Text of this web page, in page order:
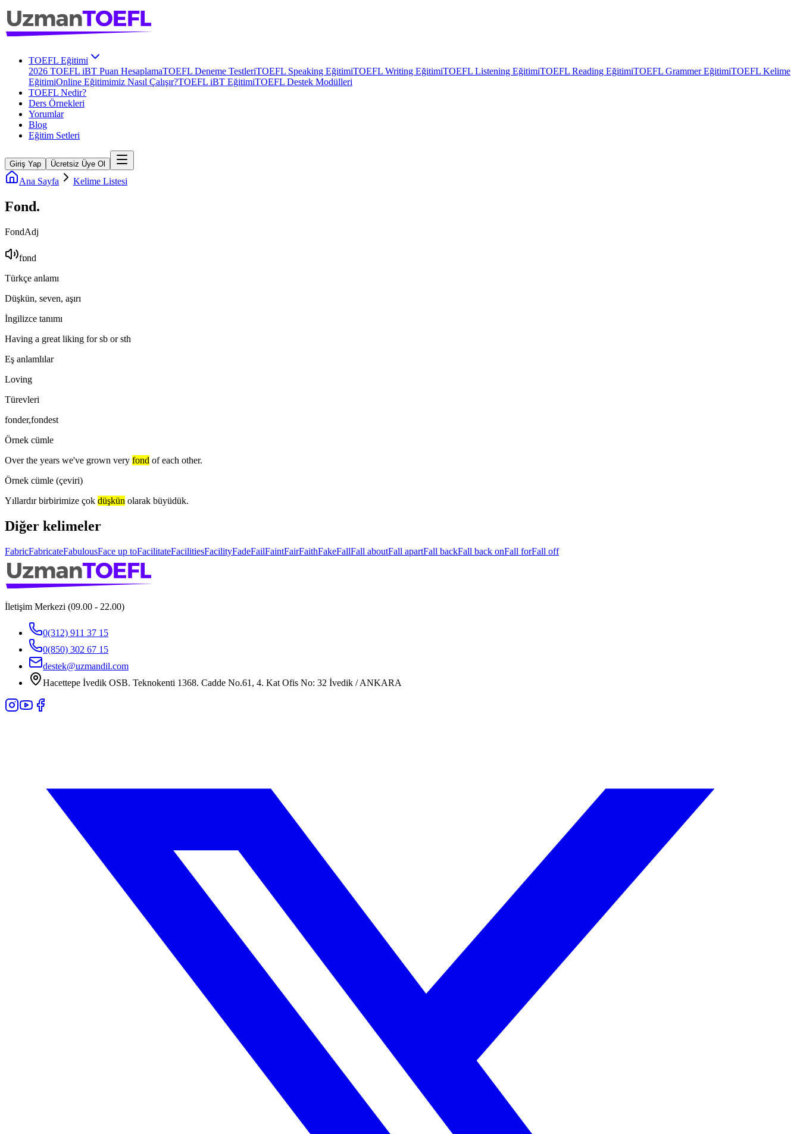
TOEFL Eğitimi
2026 TOEFL iBT Puan HesaplamaTOEFL Deneme TestleriTOEFL Speaking EğitimiTOEFL Writing EğitimiTOEFL Listening EğitimiTOEFL Reading EğitimiTOEFL Grammer EğitimiTOEFL Kelime
EğitimiOnline Eğitimimiz Nasıl Çalışır?TOEFL iBT EğitimiTOEFL Destek Modülleri
TOEFL Nedir?
Ders Örnekleri
Yorumlar
Blog
Eğitim Setleri
Giriş Yap Ücretsiz Üye Ol
Ana Sayfa Kelime Listesi
Fond.
FondAdj
fɒnd
Türkçe anlamı
Düşkün, seven, aşırı
İngilizce tanımı
Having a great liking for sb or sth
Eş anlamlılar
Loving
Türevleri
fonder,fondest
Örnek cümle
Over the years we've grown very fond of each other.
Örnek cümle (çeviri)
Yıllardır birbirimize çok düşkün olarak büyüdük.
Diğer kelimeler
FabricFabricateFabulousFace up toFacilitateFacilitiesFacilityFadeFailFaintFairFaithFakeFallFall aboutFall apartFall backFall back onFall forFall off
İletişim Merkezi (09.00 - 22.00)
0(312) 911 37 15
0(850) 302 67 15
destek@uzmandil.com
Hacettepe İvedik OSB. Teknokenti 1368. Cadde No.61, 4. Kat Ofis No: 32 İvedik / ANKARA